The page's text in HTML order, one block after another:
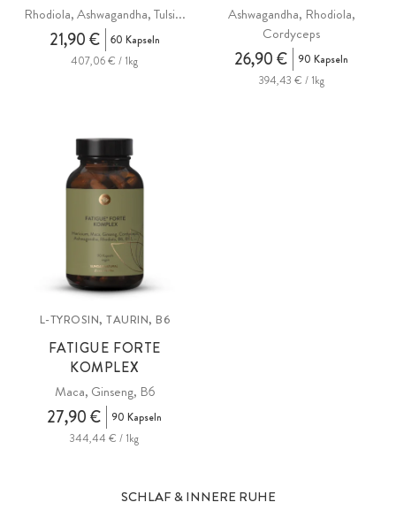
Rhodiola, Ashwagandha, Tulsi...
21,90 €
60 Kapseln
407,06 € / 1kg
Ashwagandha, Rhodiola,
Cordyceps
26,90 €
90 Kapseln
394,43 € / 1kg
L-TYROSIN, TAURIN, B6
FATIGUE FORTE
KOMPLEX
Maca, Ginseng, B6
27,90 €
90 Kapseln
344,44 € / 1kg
SCHLAF & INNERE RUHE